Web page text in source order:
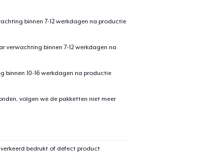
binnen 7-12 werkdagen na productie
verwachting binnen 7-12 werkdagen na
binnen 10-16 werkdagen na productie
volgen we de pakketten niet meer
bedrukt of defect product